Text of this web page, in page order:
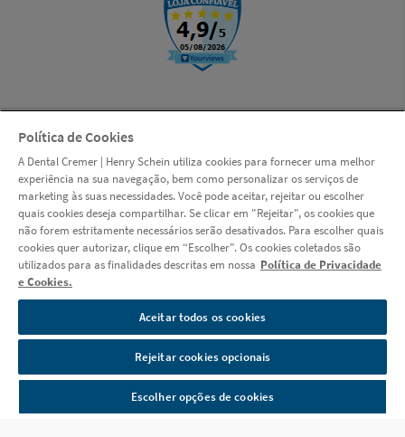
Schein) | CNPJ: 14.190.675/0001-55 | Rua das Missões, 674 - 2º andar -
Ponta Aguda - Blumenau - Santa Catarina - CEP 89051-001 |
www.dentalcremer.com.br | Todos os direitos reservados. Autorizações
de Funcionamento ANVISA - Medicamentos: 1.09.245-3, Produtos para
Saúde (Correlatos): 8.08.576-8, 8.10.706-3, Saneantes Domissanitários:
3.05.135-4, Perfumes/Produtos de Higiene/Cosméticos: 2.06.387-3 |
CNPJ: 14.190.675/0002-36 | Av. das Indústrias Antônio Conrado de
Oliveira, 90 - Galpão 03 - Distrito Industrial - Itapeva - Minas Gerais -
CEP 37655-000 - Farmacêutica responsável: Shirley de Toledo Ladislau
Itapeva - Minas Gerais - CEP 37655-000 - Farmacêutico responsável:
Diego Diônata da Rosa - CRF/MG nº 31666. Política de Privacidade e
Segurança - Fotos meramente ilustrativas - Os preços e condições da
Política de Cookies
A Dental Cremer | Henry Schein utiliza cookies para fornecer uma melhor
experiência na sua navegação, bem como personalizar os serviços de
marketing às suas necessidades. Você pode aceitar, rejeitar ou escolher
quais cookies deseja compartilhar. Se clicar em "Rejeitar", os cookies que
não forem estritamente necessários serão desativados. Para escolher quais
cookies quer autorizar, clique em “Escolher". Os cookies coletados são
utilizados para as finalidades descritas em nossa Política de Privacidade
e Cookies.
Aceitar todos os cookies
Rejeitar cookies opcionais
Escolher opções de cookies